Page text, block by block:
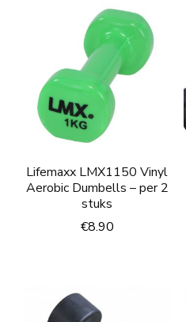
Lifemaxx LMX1150 Vinyl
Aerobic Dumbells – per 2
stuks
€8.90